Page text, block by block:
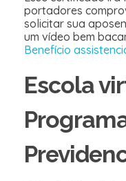
portadores
solicitar sua
um vídeo bem
Benefício
Escola